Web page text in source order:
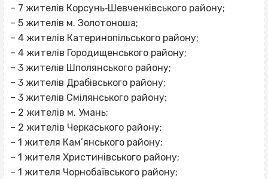
– 7 жителів Корсунь‐Шевченківського району;
– 5 жителів м. Золотоноша;
– 4 жителів Катеринопільського району;
– 4 жителів Городищенського району;
– 3 жителів Шполянського району;
– 3 жителів Драбівського району;
– 3 жителів Смілянського району;
– 2 жителів м. Умань;
– 2 жителів Черкаського району;
– 1 жителя Кам’янського району;
– 1 жителя Христинівського району;
– 1 жителя Чорнобаївського району;